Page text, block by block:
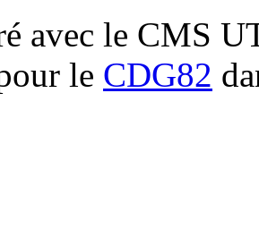
avec le CMS
le CDG82